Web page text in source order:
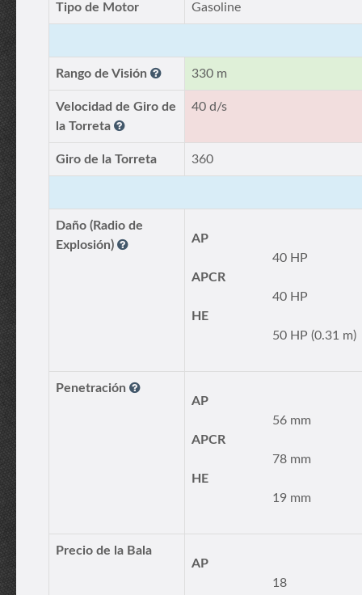
Tipo de Motor Gasoline
Rango de Visión 330 m
Velocidad de Giro de
la Torreta
40 d/s
Giro de la Torreta 360
Daño (Radio de
Explosión)
AP
40 HP
APCR
40 HP
HE
50 HP (0.31 m)
Penetración
AP
56 mm
APCR
78 mm
HE
19 mm
Precio de la Bala
AP
18